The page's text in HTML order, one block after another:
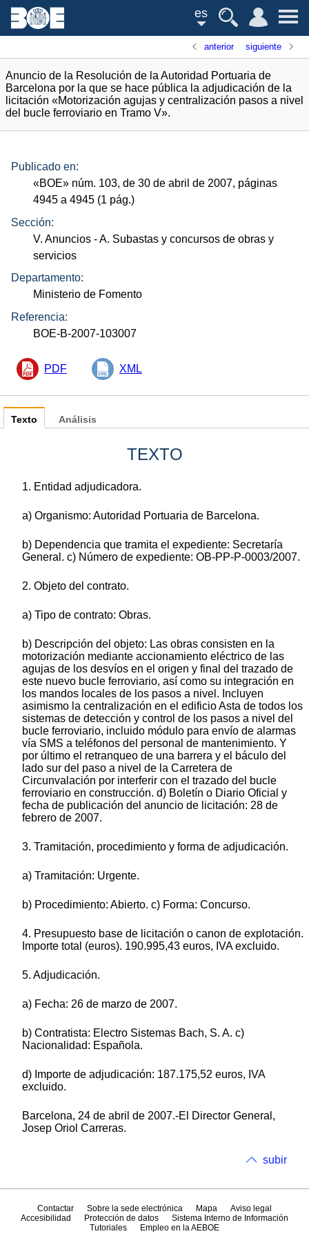
es
anterior siguiente
Anuncio de la Resolución de la Autoridad Portuaria de
Barcelona por la que se hace pública la adjudicación de la
licitación «Motorización agujas y centralización pasos a nivel
del bucle ferroviario en Tramo V».
Publicado en:
«BOE» núm. 103, de 30 de abril de 2007, páginas
4945 a 4945 (1 pág.)
Sección:
V. Anuncios - A. Subastas y concursos de obras y
servicios
Departamento:
Ministerio de Fomento
Referencia:
BOE-B-2007-103007
PDF XML
Texto
TEXTO
1. Entidad adjudicadora.
a) Organismo: Autoridad Portuaria de Barcelona.
b) Dependencia que tramita el expediente: Secretaría
General. c) Número de expediente: OB-PP-P-0003/2007.
2. Objeto del contrato.
a) Tipo de contrato: Obras.
b) Descripción del objeto: Las obras consisten en la
motorización mediante accionamiento eléctrico de las
agujas de los desvíos en el origen y final del trazado de
este nuevo bucle ferroviario, así como su integración en
los mandos locales de los pasos a nivel. Incluyen
asimismo la centralización en el edificio Asta de todos los
sistemas de detección y control de los pasos a nivel del
bucle ferroviario, incluido módulo para envío de alarmas
vía SMS a teléfonos del personal de mantenimiento. Y
por último el retranqueo de una barrera y el báculo del
lado sur del paso a nivel de la Carretera de
Circunvalación por interferir con el trazado del bucle
ferroviario en construcción. d) Boletín o Diario Oficial y
fecha de publicación del anuncio de licitación: 28 de
febrero de 2007.
3. Tramitación, procedimiento y forma de adjudicación.
a) Tramitación: Urgente.
b) Procedimiento: Abierto. c) Forma: Concurso.
4. Presupuesto base de licitación o canon de explotación.
Importe total (euros). 190.995,43 euros, IVA excluido.
5. Adjudicación.
a) Fecha: 26 de marzo de 2007.
b) Contratista: Electro Sistemas Bach, S. A. c)
Nacionalidad: Española.
d) Importe de adjudicación: 187.175,52 euros, IVA
excluido.
Barcelona, 24 de abril de 2007.-El Director General,
Josep Oriol Carreras.
Análisis
subir
Contactar Sobre la sede electrónica Mapa
Aviso legal
Accesibilidad
Protección de datos
Sistema Interno de Información
Tutoriales
Empleo en la AEBOE